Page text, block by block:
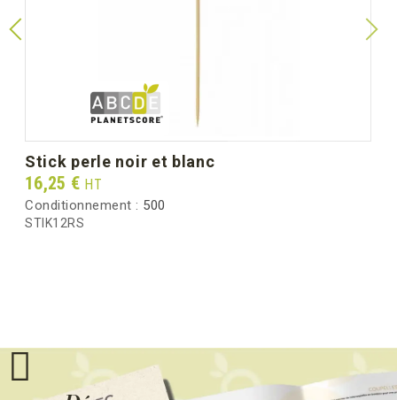
stick perle noir et blanc
Prix
16,25 € HT
Conditionnement : 500
STIK12RS